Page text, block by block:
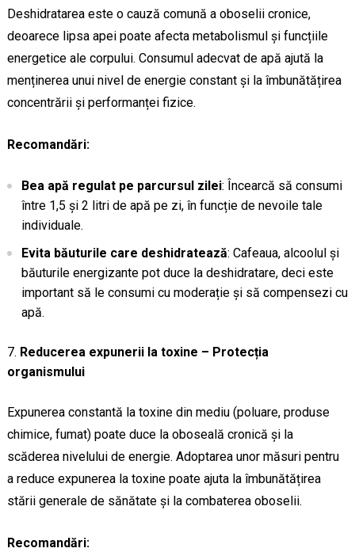
Deshidratarea este o cauză comună a oboselii cronice,
deoarece lipsa apei poate afecta metabolismul și funcțiile
energetice ale corpului. Consumul adecvat de apă ajută la
menținerea unui nivel de energie constant și la îmbunătățirea
concentrării și performanței fizice.
Recomandări:
Bea apă regulat pe parcursul zilei: Încearcă să consumi
între 1,5 și 2 litri de apă pe zi, în funcție de nevoile tale
individuale.
Evita băuturile care deshidratează: Cafeaua, alcoolul și
băuturile energizante pot duce la deshidratare, deci este
important să le consumi cu moderație și să compensezi cu
apă.
Reducerea expunerii la toxine – Protecția
organismului
Expunerea constantă la toxine din mediu (poluare, produse
chimice, fumat) poate duce la oboseală cronică și la
scăderea nivelului de energie. Adoptarea unor măsuri pentru
a reduce expunerea la toxine poate ajuta la îmbunătățirea
stării generale de sănătate și la combaterea oboselii.
Recomandări: